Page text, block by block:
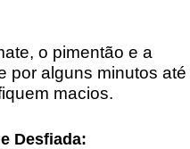
o pimentão e a
por alguns minutos até
macios.
Desfiada: